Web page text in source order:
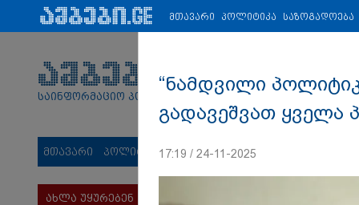
პარტნიორები: ახალი ამბები ეკონომიკა ვიდეო
საინფორმაციო პორტალი
მთავარი პოლიტიკა საზოგადოება
ახლა უყურებენ
მთავარი პოლიტიკა საზოგადოება
“ნამდვილი
გადავეშვათ ყველა
17:19 / 24-11-2025